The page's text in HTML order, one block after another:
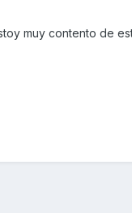
muy contento de